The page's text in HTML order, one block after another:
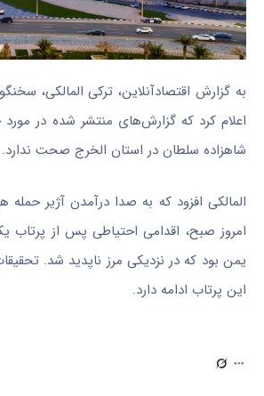
به گزارش اقتصادآنلاین، ترکی المالکی،
اعلام کرد که گزارش‌های منتشر شده در مورد
شاهزاده سلطان در استان الخرج صحت ندارد.
المالکی افزود که به صدا درآمدن آژیر حمله
امروز صبح، اقدامی احتیاطی پس از
یمن بود که در نزدیکی مرز ناپدید شد.
این پرتاب ادامه دارد.